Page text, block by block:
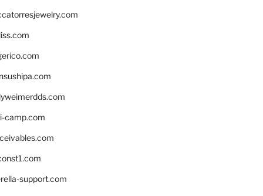
camp.com
support.com